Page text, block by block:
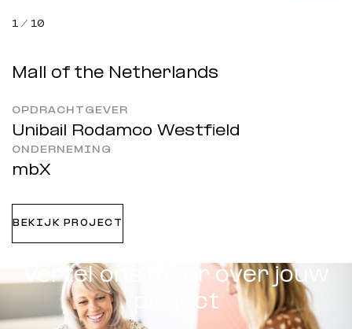
1 / 10
Mall of the Netherlands
OPDRACHTGEVER
Unibail Rodamco Westfield
ONDERNEMING
mbX
BEKIJK PROJECT
Vertel ons meer over jouw
project